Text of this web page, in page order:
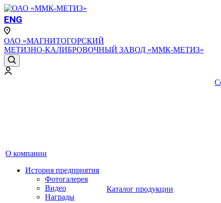
ENG
ОАО «МАГНИТОГОРСКИЙ
МЕТИЗНО-КАЛИБРОВОЧНЫЙ ЗАВОД «ММК-МЕТИЗ»
О компании
История предприятия
Фотогалерея
Видео
Награды
Каталог продукции